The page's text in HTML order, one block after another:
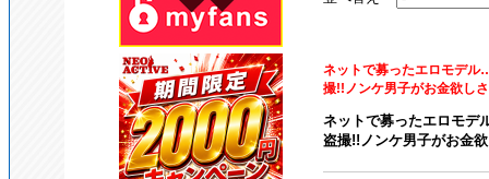
ネットで募ったエロモデ
撮!!ノンケ男子がお金欲し
ネットで募ったエロモデ
盗撮!!ノンケ男子がお金